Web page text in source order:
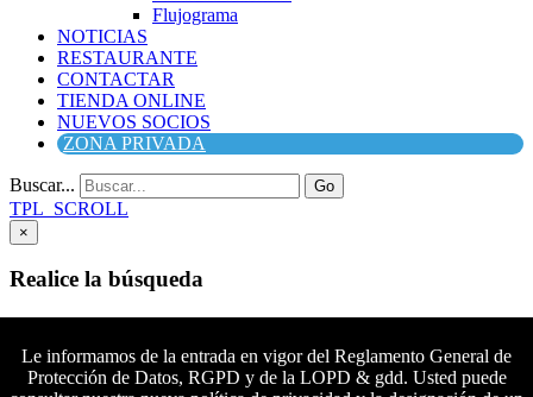
Flujograma
NOTICIAS
RESTAURANTE
CONTACTAR
TIENDA ONLINE
NUEVOS SOCIOS
ZONA PRIVADA
Buscar... Go
TPL_SCROLL
×
Realice la búsqueda
Buscar
Síguenos en Facebook
Le informamos de la entrada en vigor del Reglamento General de
Protección de Datos, RGPD y de la LOPD & gdd. Usted puede